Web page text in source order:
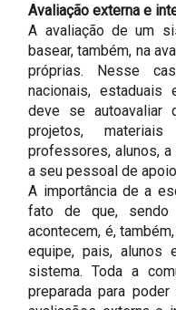
Avaliação externa e
A avaliação de um
basear, também, na
próprias. Nesse
nacionais, estaduais
deve se autoavaliar
projetos, materiais
professores, alunos,
a seu pessoal de
A importância de a
fato de que,
acontecem, é,
equipe, pais, alunos
sistema. Toda a
preparada para